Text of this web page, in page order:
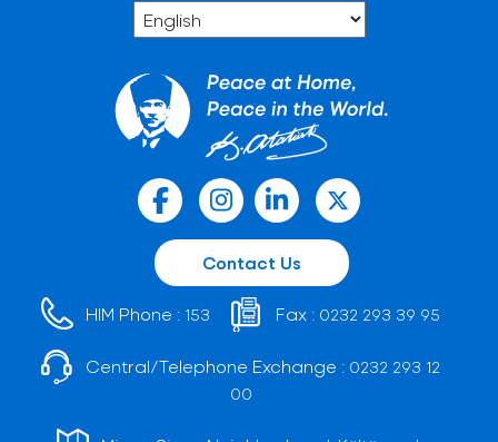
Contact Us
HIM Phone : 153 Fax : 0232 293 39 95
Central/Telephone Exchange : 0232 293 12
00